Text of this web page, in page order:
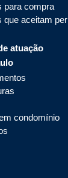
para compra
que aceitam
atuação
condomínio